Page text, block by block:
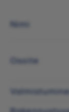
Nimi
Osoite